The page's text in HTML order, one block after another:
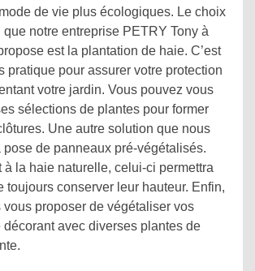
de vie plus écologiques. Le choix
que notre entreprise PETRY Tony à
est la plantation de haie. C’est
pratique pour assurer votre protection
votre jardin. Vous pouvez vous
sélections de plantes pour former
Une autre solution que nous
pose de panneaux pré-végétalisés.
à la haie naturelle, celui-ci permettra
toujours conserver leur hauteur. Enfin,
vous proposer de végétaliser vos
avec diverses plantes de